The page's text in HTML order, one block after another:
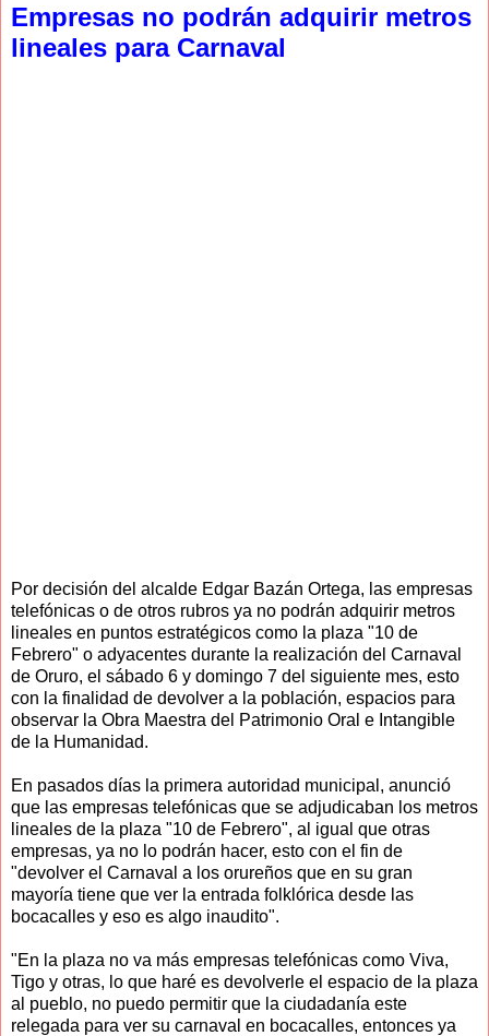
Empresas no podrán adquirir metros
lineales para Carnaval
Por decisión del alcalde Edgar Bazán Ortega, las empresas
telefónicas o de otros rubros ya no podrán adquirir metros
lineales en puntos estratégicos como la plaza "10 de
Febrero" o adyacentes durante la realización del Carnaval
de Oruro, el sábado 6 y domingo 7 del siguiente mes, esto
con la finalidad de devolver a la población, espacios para
observar la Obra Maestra del Patrimonio Oral e Intangible
de la Humanidad.
En pasados días la primera autoridad municipal, anunció
que las empresas telefónicas que se adjudicaban los metros
lineales de la plaza "10 de Febrero", al igual que otras
empresas, ya no lo podrán hacer, esto con el fin de
"devolver el Carnaval a los orureños que en su gran
mayoría tiene que ver la entrada folklórica desde las
bocacalles y eso es algo inaudito".
"En la plaza no va más empresas telefónicas como Viva,
Tigo y otras, lo que haré es devolverle el espacio de la plaza
al pueblo, no puedo permitir que la ciudadanía este
relegada para ver su carnaval en bocacalles, entonces ya